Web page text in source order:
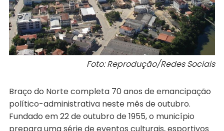
Foto: Reprodução/Redes Sociais
Braço do Norte completa 70 anos de emancipação
político-administrativa neste mês de outubro.
Fundado em 22 de outubro de 1955, o município
prepara uma série de eventos culturais, esportivos